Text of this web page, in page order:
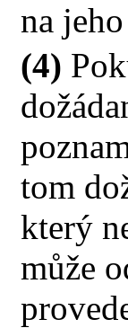
na
(4)
tom
který
může